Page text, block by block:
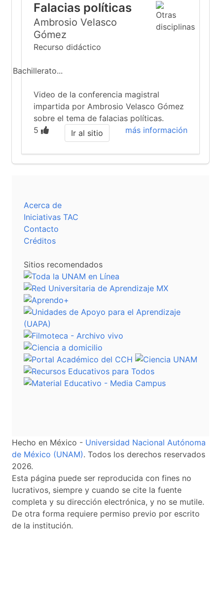
Falacias políticas
Ambrosio Velasco
Gómez
Recurso didáctico
Bachillerato...
Video de la conferencia magistral
impartida por Ambrosio Velasco Gómez
sobre el tema de falacias políticas.
5
más información
Ir al sitio
Acerca de
Iniciativas TAC
Contacto
Créditos
Sitios recomendados
Hecho en México - Universidad Nacional Autónoma
de México (UNAM). Todos los derechos reservados
2026.
Esta página puede ser reproducida con fines no
lucrativos, siempre y cuando se cite la fuente
completa y su dirección electrónica, y no se mutile.
De otra forma requiere permiso previo por escrito
de la institución.